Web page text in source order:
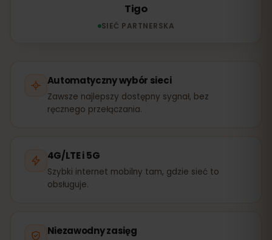
Tigo
SIEĆ PARTNERSKA
Automatyczny wybór sieci
Zawsze najlepszy dostępny sygnał, bez
ręcznego przełączania.
4G/LTE i 5G
Szybki internet mobilny tam, gdzie sieć to
obsługuje.
Niezawodny zasięg